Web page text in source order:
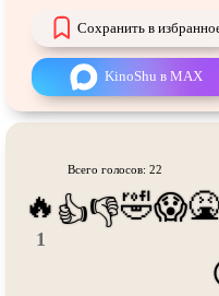
Про футбол
Про хоккей и
фигурное
катание
Про Юристов иАдвокатов
Сверхспособности
Слэшер
обнажённой
Сохранить в
KinoShu в MAX
Всего голосов: 22
🔥
1
👍👎🤣😱🤮